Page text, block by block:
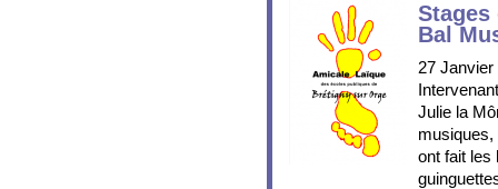
Stages
Bal
27
Julie la
ont fait les